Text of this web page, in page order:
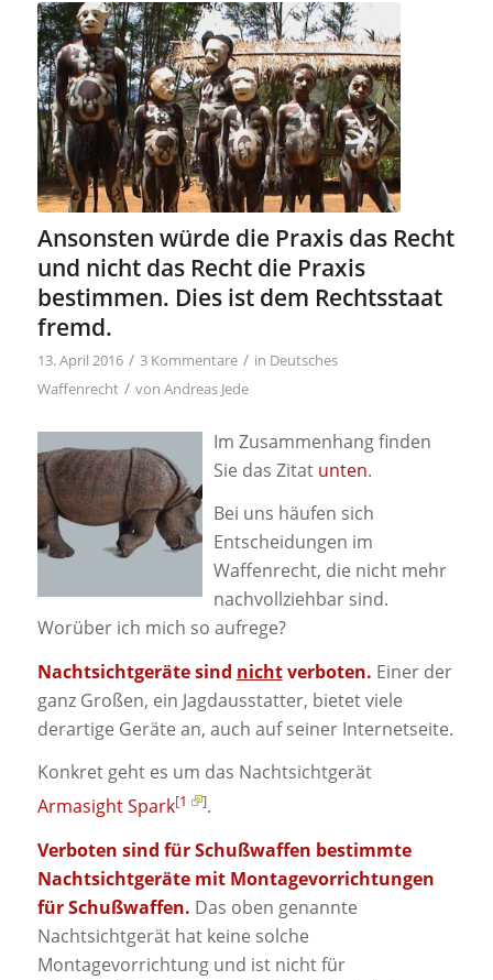
Ansonsten würde die Praxis das Recht
und nicht das Recht die Praxis
bestimmen. Dies ist dem Rechtsstaat
fremd.
13. April 2016 / 3 Kommentare / in Deutsches
Waffenrecht / von Andreas Jede
Im Zusammenhang finden
Sie das Zitat unten.
Bei uns häufen sich
Entscheidungen im
Waffenrecht, die nicht mehr
nachvollziehbar sind.
Worüber ich mich so aufrege?
Nachtsichtgeräte sind nichtverboten. Einer der
ganz Großen, ein Jagdausstatter, bietet viele
derartige Geräte an, auch auf seiner Internetseite.
Konkret geht es um das Nachtsichtgerät
Armasight Spark[1 ].
Verboten sind für Schußwaffen bestimmte
Nachtsichtgeräte mit Montagevorrichtungen
für Schußwaffen. Das oben genannte
Nachtsichtgerät hat keine solche
Montagevorrichtung und ist nicht für